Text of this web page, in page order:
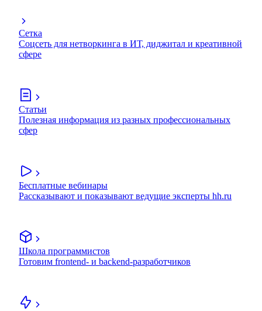
Сетка
Соцсеть для нетворкинга в ИТ, диджитал и креативной
сфере
Статьи
Полезная информация из разных профессиональных
сфер
Бесплатные вебинары
Рассказывают и показывают ведущие эксперты hh.ru
Школа программистов
Готовим frontend- и backend-разработчиков